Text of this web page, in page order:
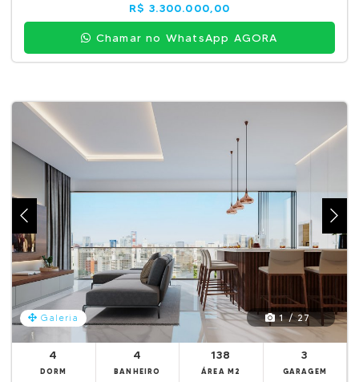
R$ 3.300.000,00
Chamar no WhatsApp AGORA
Galeria 1 / 27
4
DORM
4
BANHEIRO
138
ÁREA M2
3
GARAGEM